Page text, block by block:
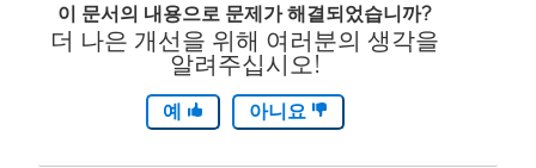
이 문서의 내용으로 문제가 해결되었습니까?
더 나은 개선을 위해 여러분의 생각을
알려주십시오!
예 아니요